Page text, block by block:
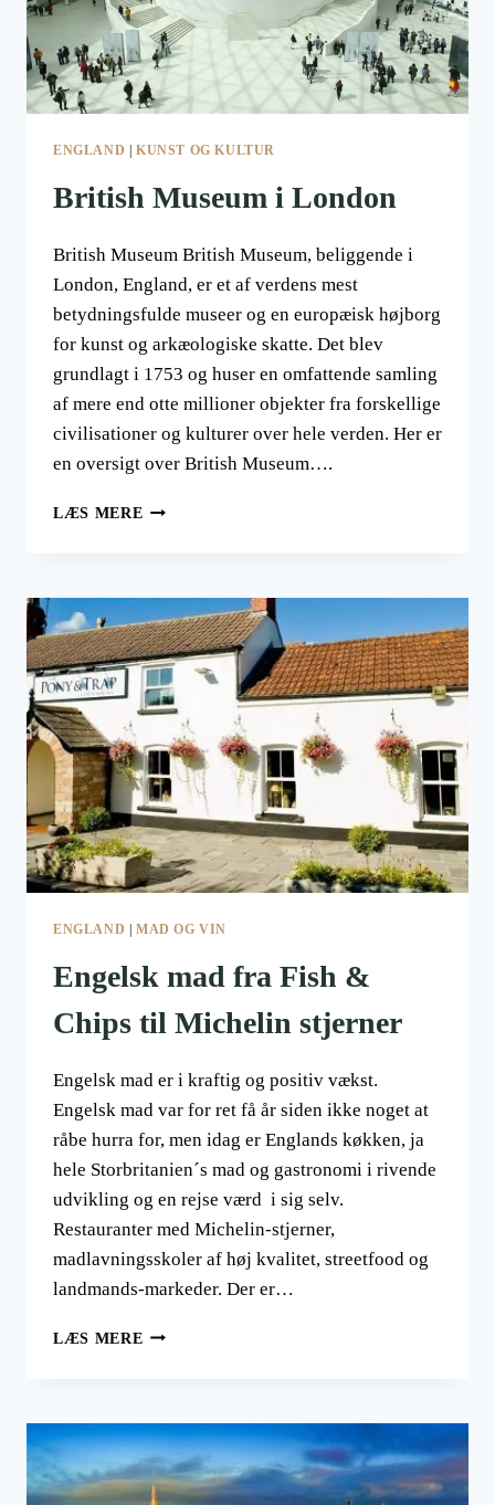
ENGLAND KUNST OG KULTUR
British Museum i London
British Museum British Museum, beliggende i
London, England, er et af verdens mest
betydningsfulde museer og en europæisk højborg
for kunst og arkæologiske skatte. Det blev
grundlagt i 1753 og huser en omfattende samling
af mere end otte millioner objekter fra forskellige
civilisationer og kulturer over hele verden. Her er
en oversigt over British Museum….
LÆS MERE BRITISH
ENGLAND | MAD OG VIN
Engelsk mad fra Fish &
Chips til Michelin stjerner
Engelsk mad er i kraftig og positiv vækst.
Engelsk mad var for ret få år siden ikke noget at
råbe hurra for, men idag er Englands køkken, ja
hele Storbritanien´s mad og gastronomi i rivende
udvikling og en rejse værd i sig selv.
Restauranter med Michelin-stjerner,
madlavningsskoler af høj kvalitet, streetfood og
landmands-markeder. Der er…
LÆS MERE ENGELSK
&
CHIPS
TIL
MICHELIN